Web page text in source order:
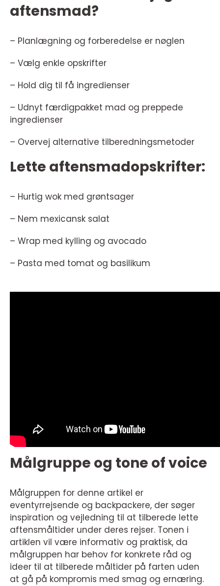
aftensmad?
– Planlægning og forberedelse er nøglen
– Vælg enkle opskrifter
– Hold dig til få ingredienser
– Udnyt færdigpakket mad og preppede
ingredienser
– Overvej alternative tilberedningsmetoder
Lette aftensmadopskrifter:
– Hurtig wok med grøntsager
– Nem mexicansk salat
– Wrap med kylling og avocado
– Pasta med tomat og basilikum
Målgruppe og tone of voice
Målgruppen for denne artikel er
eventyrrejsende og backpackere, der søger
inspiration og vejledning til at tilberede lette
aftensmåltider under deres rejser. Tonen i
artiklen vil være informativ og praktisk, da
målgruppen har behov for konkrete råd og
ideer til at tilberede måltider på farten uden
at gå på kompromis med smag og ernæring.